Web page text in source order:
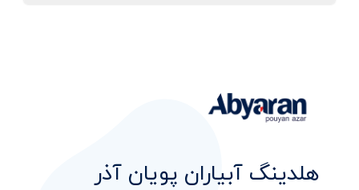
هلدینگ آبیاران پویان آذر